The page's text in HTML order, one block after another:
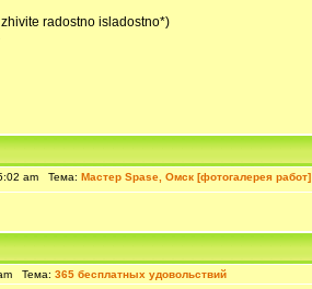
radostno isladostno*)
am Тема: Мастер Spase, Омск [фотогалерея работ]
Тема: 365 бесплатных удовольствий